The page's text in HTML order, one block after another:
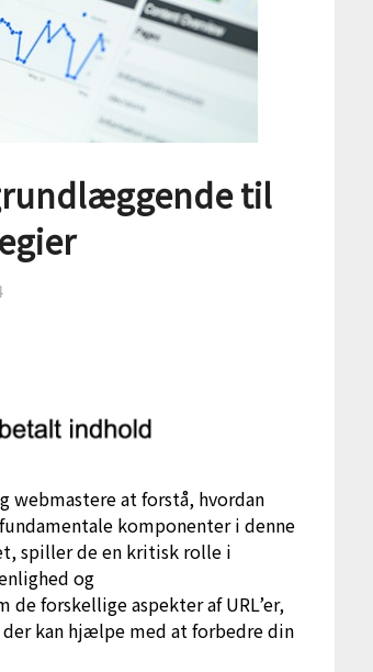
til
webmastere at forstå, hvordan
komponenter i denne
spiller de en kritisk rolle i
og
forskellige aspekter af URL’er,
kan hjælpe med at forbedre din